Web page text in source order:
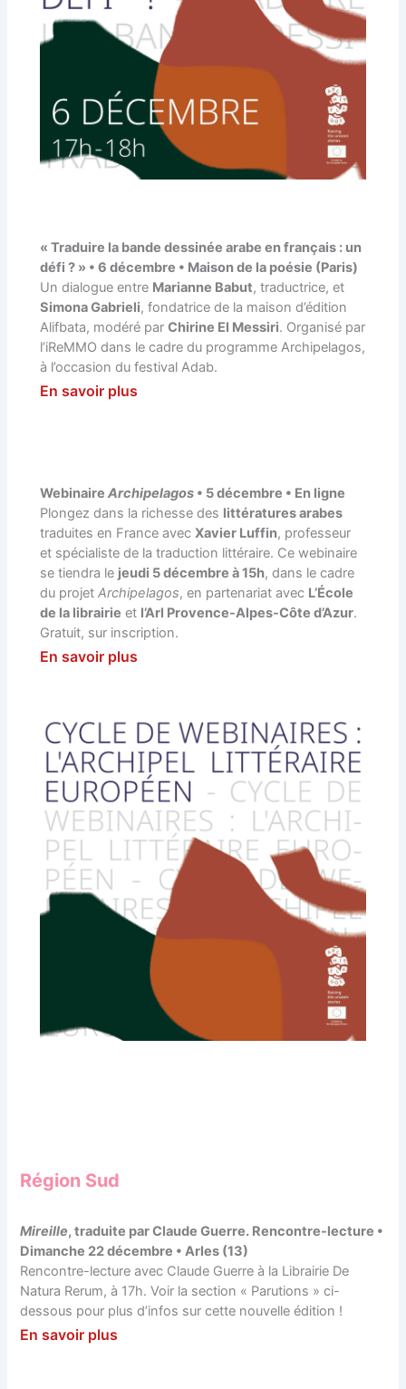
« Traduire la bande dessinée arabe en français : un
défi ? » • 6 décembre • Maison de la poésie (Paris)
Un dialogue entre Marianne Babut, traductrice, et
Simona Gabrieli, fondatrice de la maison d’édition
Alifbata, modéré parChirine El Messiri. Organisé par
l’iReMMO dans le cadre du programme Archipelagos,
à l’occasion du festival Adab.
En savoir plus
WebinaireArchipelagos • 5 décembre • En ligne
Plongez dans la richesse des littératures arabes
traduites en France avecXavier Luffin, professeur
et spécialiste de la traduction littéraire. Ce webinaire
se tiendra le jeudi 5 décembre à 15h, dans le cadre
du projetArchipelagos, en partenariat avec L’École
de la librairie et l’Arl Provence-Alpes-Côte d’Azur.
Gratuit, sur inscription.
En savoir plus
Région Sud
Mireille, traduite par Claude Guerre. Rencontre-lecture •
Dimanche 22 décembre • Arles (13)
Rencontre-lecture avec Claude Guerre à la Librairie De
Natura Rerum, à 17h. Voir la section « Parutions » ci-
dessous pour plus d’infos sur cette nouvelle édition !
En savoir plus